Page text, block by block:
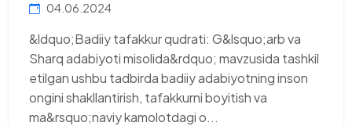
04.06.2024
&ldquo;Badiiy tafakkur qudrati: G&lsquo;arb va
Sharq adabiyoti misolida&rdquo; mavzusida tashkil
etilgan ushbu tadbirda badiiy adabiyotning inson
ongini shakllantirish, tafakkurni boyitish va
ma&rsquo;naviy kamolotdagi o...